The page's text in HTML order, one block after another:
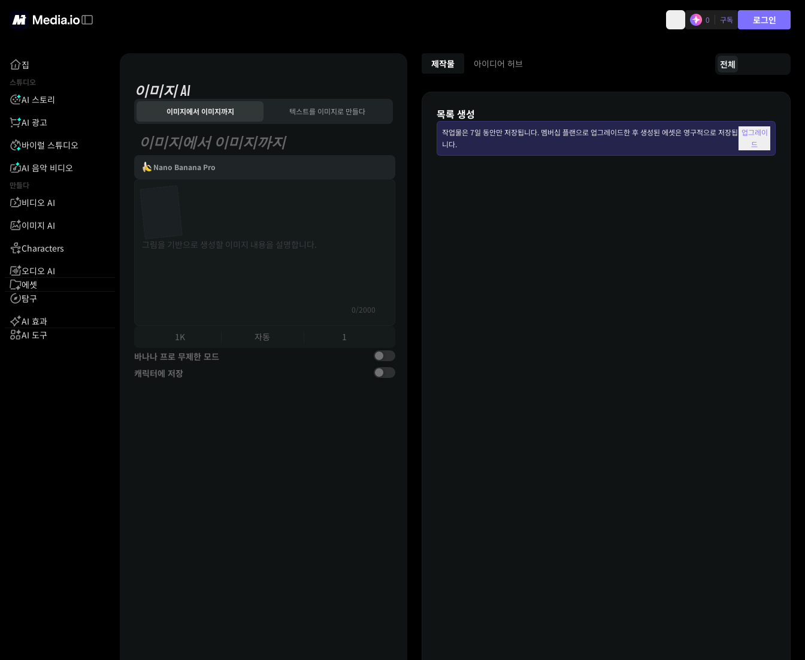
0 구독 로그인
집
스튜디오
AI 스토리
AI 광고
바이럴 스튜디오
AI 음악 비디오
만들다
비디오 AI
이미지 AI
Characters
오디오 AI
에셋
탐구
AI 효과
AI 도구
이미지 AI
이미지에서 이미지까지 텍스트를 이미지로 만들다
이미지에서 이미지까지
Nano Banana Pro
0/2000
1K 자동
1
바나나 프로 무제한 모드
캐릭터에 저장
제작물 아이디어 허브 전체
목록 생성
작업물은 7일 동안만 저장됩니다. 멤버십 플랜으로 업그레이드한 후 생성된 에셋은 영구적으로 저장됩
니다.
업그레이
드